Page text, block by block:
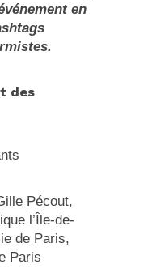
en
des
Pécout,
l’Île-de-
de Paris,
Paris